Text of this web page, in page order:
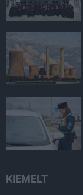
KIEMELT